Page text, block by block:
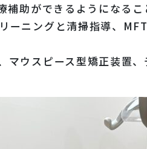
助ができるようになる
ーニングと清掃指導、
マウスピース型矯正装置